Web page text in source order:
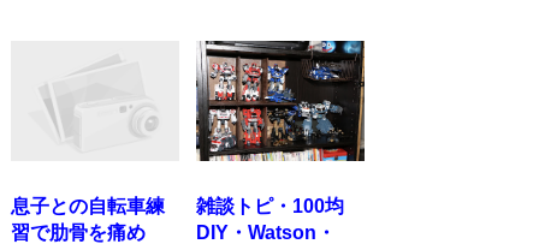
息子との自転車練
習で肋骨を痛め
雑談トピ・100均
DIY・Watson・